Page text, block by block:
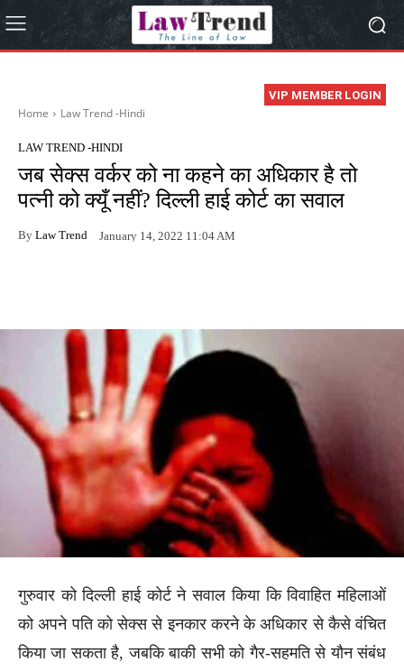
VIP MEMBER LOGIN
Home Law Trend -Hindi
LAW TREND -HINDI
जब सेक्स वर्कर को ना कहने का अधिकार है तो
पत्नी को क्यूँ नहीं? दिल्ली हाई कोर्ट का सवाल
By Law Trend January 14, 2022 11:04 AM
गुरुवार को दिल्ली हाई कोर्ट ने सवाल किया कि विवाहित महिलाओं
को अपने पति को सेक्स से इनकार करने के अधिकार से कैसे वंचित
किया जा सकता है, जबकि बाकी सभी को गैर-सहमति से यौन संबंध